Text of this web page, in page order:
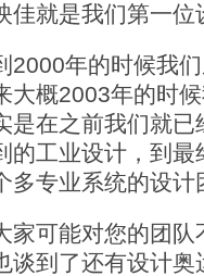
就是我们第一位
年的时候我们
大概2003年的时
是在之前我们就
的工业设计，到
多专业系统的设计
可能对您的团队
谈到了还有设计